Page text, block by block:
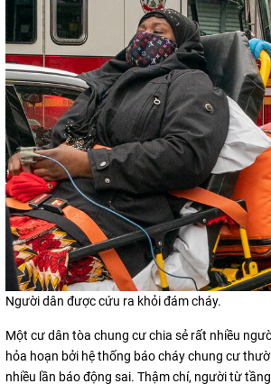
Người dân được cứu ra khỏi đám cháy.
Một cư dân tòa chung cư chia sẻ rất nhiều
hỏa hoạn bởi hệ thống báo cháy chung cư
nhiều lần báo động sai. Thậm chí, người từ